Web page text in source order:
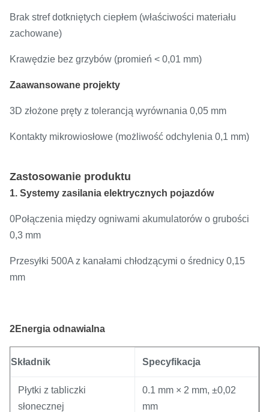
100A-1000A 5A-50A
temperatury
150°C
Brak stref dotkniętych ciepłem (właściwości materiału
zachowane)
Krawędzie bez grzybów (promień < 0,01 mm)
Zaawansowane projekty
3D złożone pręty z tolerancją wyrównania 0,05 mm
Kontakty mikrowiosłowe (możliwość odchylenia 0,1 mm)
Zastosowanie produktu
1. Systemy zasilania elektrycznych pojazdów
0Połączenia między ogniwami akumulatorów o grubości
0,3 mm
Przesyłki 500A z kanałami chłodzącymi o średnicy 0,15
mm
2Energia odnawialna
Składnik Specyfikacja
Płytki z tabliczki
słonecznej
0.1 mm × 2 mm, ±0,02
mm